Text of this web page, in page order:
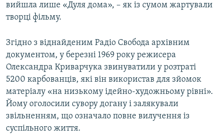
вийшла лише «Дуля дома», – як із сумом жартували
творці фільму.
Згідно з віднайденим Радіо Свобода архівним
документом, у березні 1969 року режисера
Олександра Криварчука звинуватили у розтраті
5200 карбованців, які він використав для зйомок
матеріалу «на низькому ідейно-художньому рівні».
Йому оголосили сувору догану і залякували
звільненням, що означало повне вилучення із
суспільного життя.